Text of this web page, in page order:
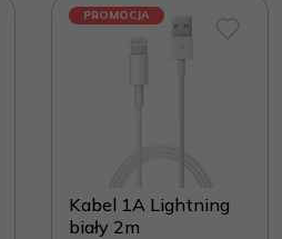
PROMOCJA
Kabel 1A Lightning
biały 2m